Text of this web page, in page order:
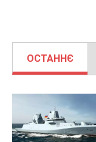
ОСТАННЄ